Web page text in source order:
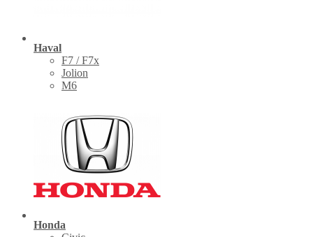
Haval
F7 / F7x
Jolion
M6
Honda